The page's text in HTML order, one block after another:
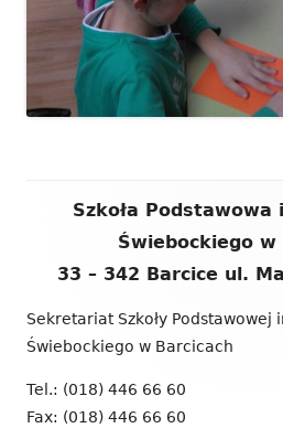
Zawartość
Szkoła Podstawowa
Świebockiego w
33 – 342 Barcice ul.
Sekretariat Szkoły Podstawowej
Świebockiego w Barcicach
Tel.: (018) 446 66 60
Fax: (018) 446 66 60